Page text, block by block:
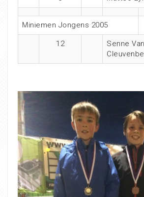
Miniemen Jongens 2005
12
Senne Van